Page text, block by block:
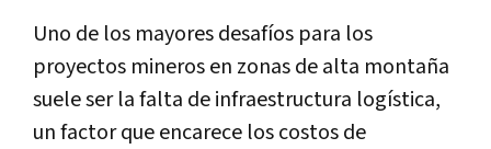
Uno de los mayores desafíos para los
proyectos mineros en zonas de alta montaña
suele ser la falta de infraestructura logística,
un factor que encarece los costos de